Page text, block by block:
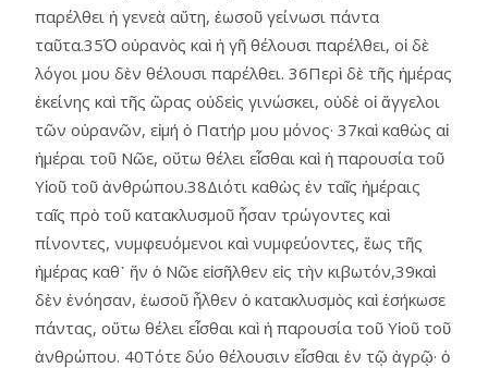
παρέλθει ἡ γενεὰ αὕτη, ἑωσοῦ γείνωσι πάντα
ταῦτα.35Ὁ οὐρανὸς καὶ ἡ γῆ θέλουσι παρέλθει, οἱ δὲ
λόγοι μου δὲν θέλουσι παρέλθει. 36Περὶ δὲ τῆς ἡμέρας
ἐκείνης καὶ τῆς ὥρας οὐδεὶς γινώσκει, οὐδὲ οἱ ἄγγελοι
τῶν οὐρανῶν, εἰμή ὁ Πατήρ μου μόνος· 37καὶ καθὼς αἱ
ἡμέραι τοῦ Νῶε, οὕτω θέλει εἶσθαι καὶ ἡ παρουσία τοῦ
Υἱοῦ τοῦ ἀνθρώπου.38Διότι καθὼς ἐν ταῖς ἡμέραις
ταῖς πρὸ τοῦ κατακλυσμοῦ ἦσαν τρώγοντες καὶ
πίνοντες, νυμφευόμενοι καὶ νυμφεύοντες, ἕως τῆς
ἡμέρας καθ᾿ ἥν ὁ Νῶε εἰσῆλθεν εἰς τὴν κιβωτόν,39καὶ
δὲν ἐνόησαν, ἑωσοῦ ἦλθεν ὁ κατακλυσμὸς καὶ ἐσήκωσε
πάντας, οὕτω θέλει εἶσθαι καὶ ἡ παρουσία τοῦ Υἱοῦ τοῦ
ἀνθρώπου. 40Τότε δύο θέλουσιν εἶσθαι ἐν τῷ ἀγρῷ· ὁ